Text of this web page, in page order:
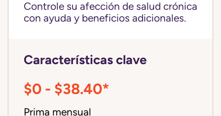
Controle su afección de salud crónica
con ayuda y beneficios adicionales.
Características clave
$0 - $38.40*
Prima mensual